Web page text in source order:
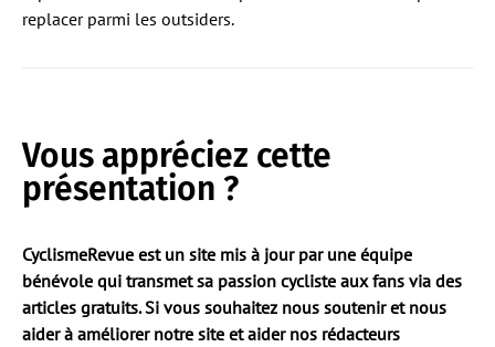
replacer parmi les outsiders.
Vous appréciez cette
présentation ?
CyclismeRevue est un site mis à jour par une équipe
bénévole qui transmet sa passion cycliste aux fans via des
articles gratuits. Si vous souhaitez nous soutenir et nous
aider à améliorer notre site et aider nos rédacteurs